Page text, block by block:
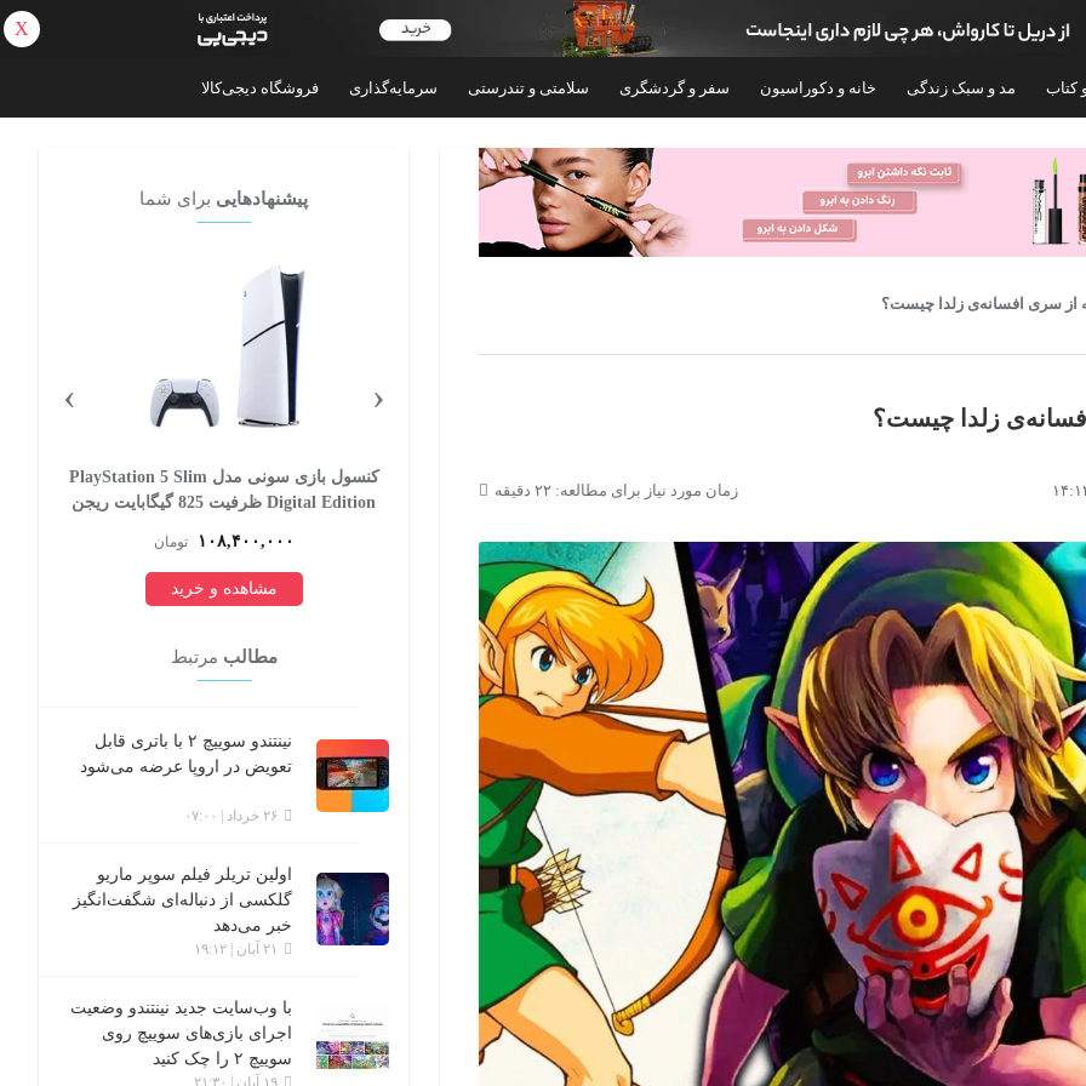
کتاب مد و سبک زندگی خانه و دکوراسیون سفر و گردشگری سلامتی و تندرستی سرمایه‌گذاری فروشگاه دیجی‌کالا
از سری افسانه‌ی زلدا چیست؟
زلدا چیست؟
زمان مورد نیاز برای مطالعه: ۲۲ دقیقه
پیشنهادهایی برای شما
۱۳۱,۶۰۰,۰۰۰ تومان
مشاهده و خرید
کنسول بازی سونی مدل PlayStation 5 Slim
۱۰۸,۴۰۰,۰۰۰ تومان
مشاهده و خرید
کنسول بازی مایکروسافت مدل Xbox Series S
ظرفیت 512 گیگابایت
۸۳,۶۵۸,۲۰۰
مشاهده و خرید
‹
›
مطالب مرتبط
نینتندو سوییچ ۲ با باتری قابل
تعویض در اروپا عرضه می‌شود
۲۶ خرداد | ۰۷:۰۰
اولین تریلر فیلم سوپر ماریو
گلکسی از دنباله‌ای شگفت‌انگیز
خبر می‌دهد
۲۱ آبان | ۱۹:۱۲
با وب‌سایت جدید نینتندو وضعیت
اجرای بازی‌های سوییچ روی
سوییچ ۲ را چک کنید
۱۹ آبان | ۲۱:۳۰
X